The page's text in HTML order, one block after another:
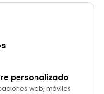
personalizado
web, móviles